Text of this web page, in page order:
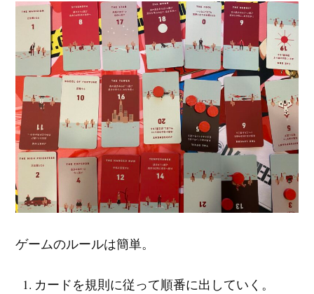
ゲームのルールは簡単。
カードを規則に従って順番に出していく。